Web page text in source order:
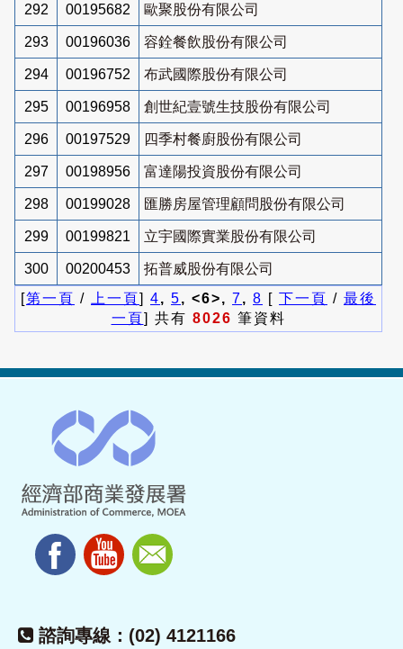
292 00195682 歐聚股份有限公司
293 00196036 容銓餐飲股份有限公司
294 00196752 布武國際股份有限公司
295 00196958 創世紀壹號生技股份有限公司
296 00197529 四季村餐廚股份有限公司
297 00198956 富達陽投資股份有限公司
298 00199028 匯勝房屋管理顧問股份有限公司
299 00199821 立宇國際實業股份有限公司
300 00200453
拓普威股份有限公司
[第一頁 / 上一頁] 4, 5, <6>, 7, 8 [ 下一頁 / 最後
一頁] 共有 8026 筆資料
諮詢專線：(02) 4121166